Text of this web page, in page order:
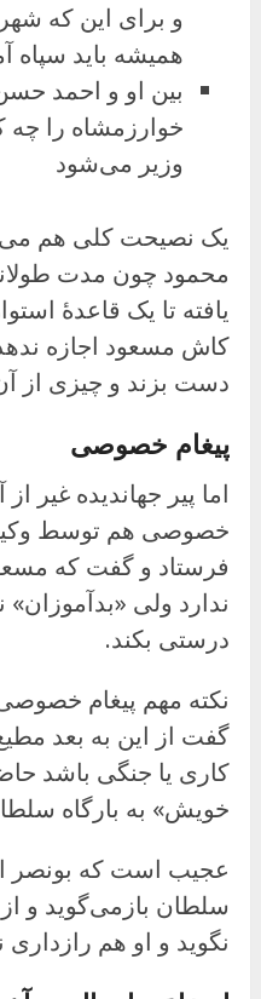
و برای این که
همیشه باید سپاه
بین او و احمد
خوارزمشاه را
وزیر می‌شود
یک نصیحت کلی هم
محمود چون مدت
یافته تا یک قاعدهٔ
کاش مسعود اجازه
دست بزند و چیزی از
پیغام خصوصی
اما پیر جهاندیده غیر
خصوصی هم توسط
فرستاد و گفت که
ندارد ولی «بدآموزان»
درستی بکند.
نکته مهم پیغام
گفت از این به بعد
کاری یا جنگی باشد
خویش» به بارگاه
عجیب است که بونصر
سلطان بازمی‌گوید و
نگوید و او هم